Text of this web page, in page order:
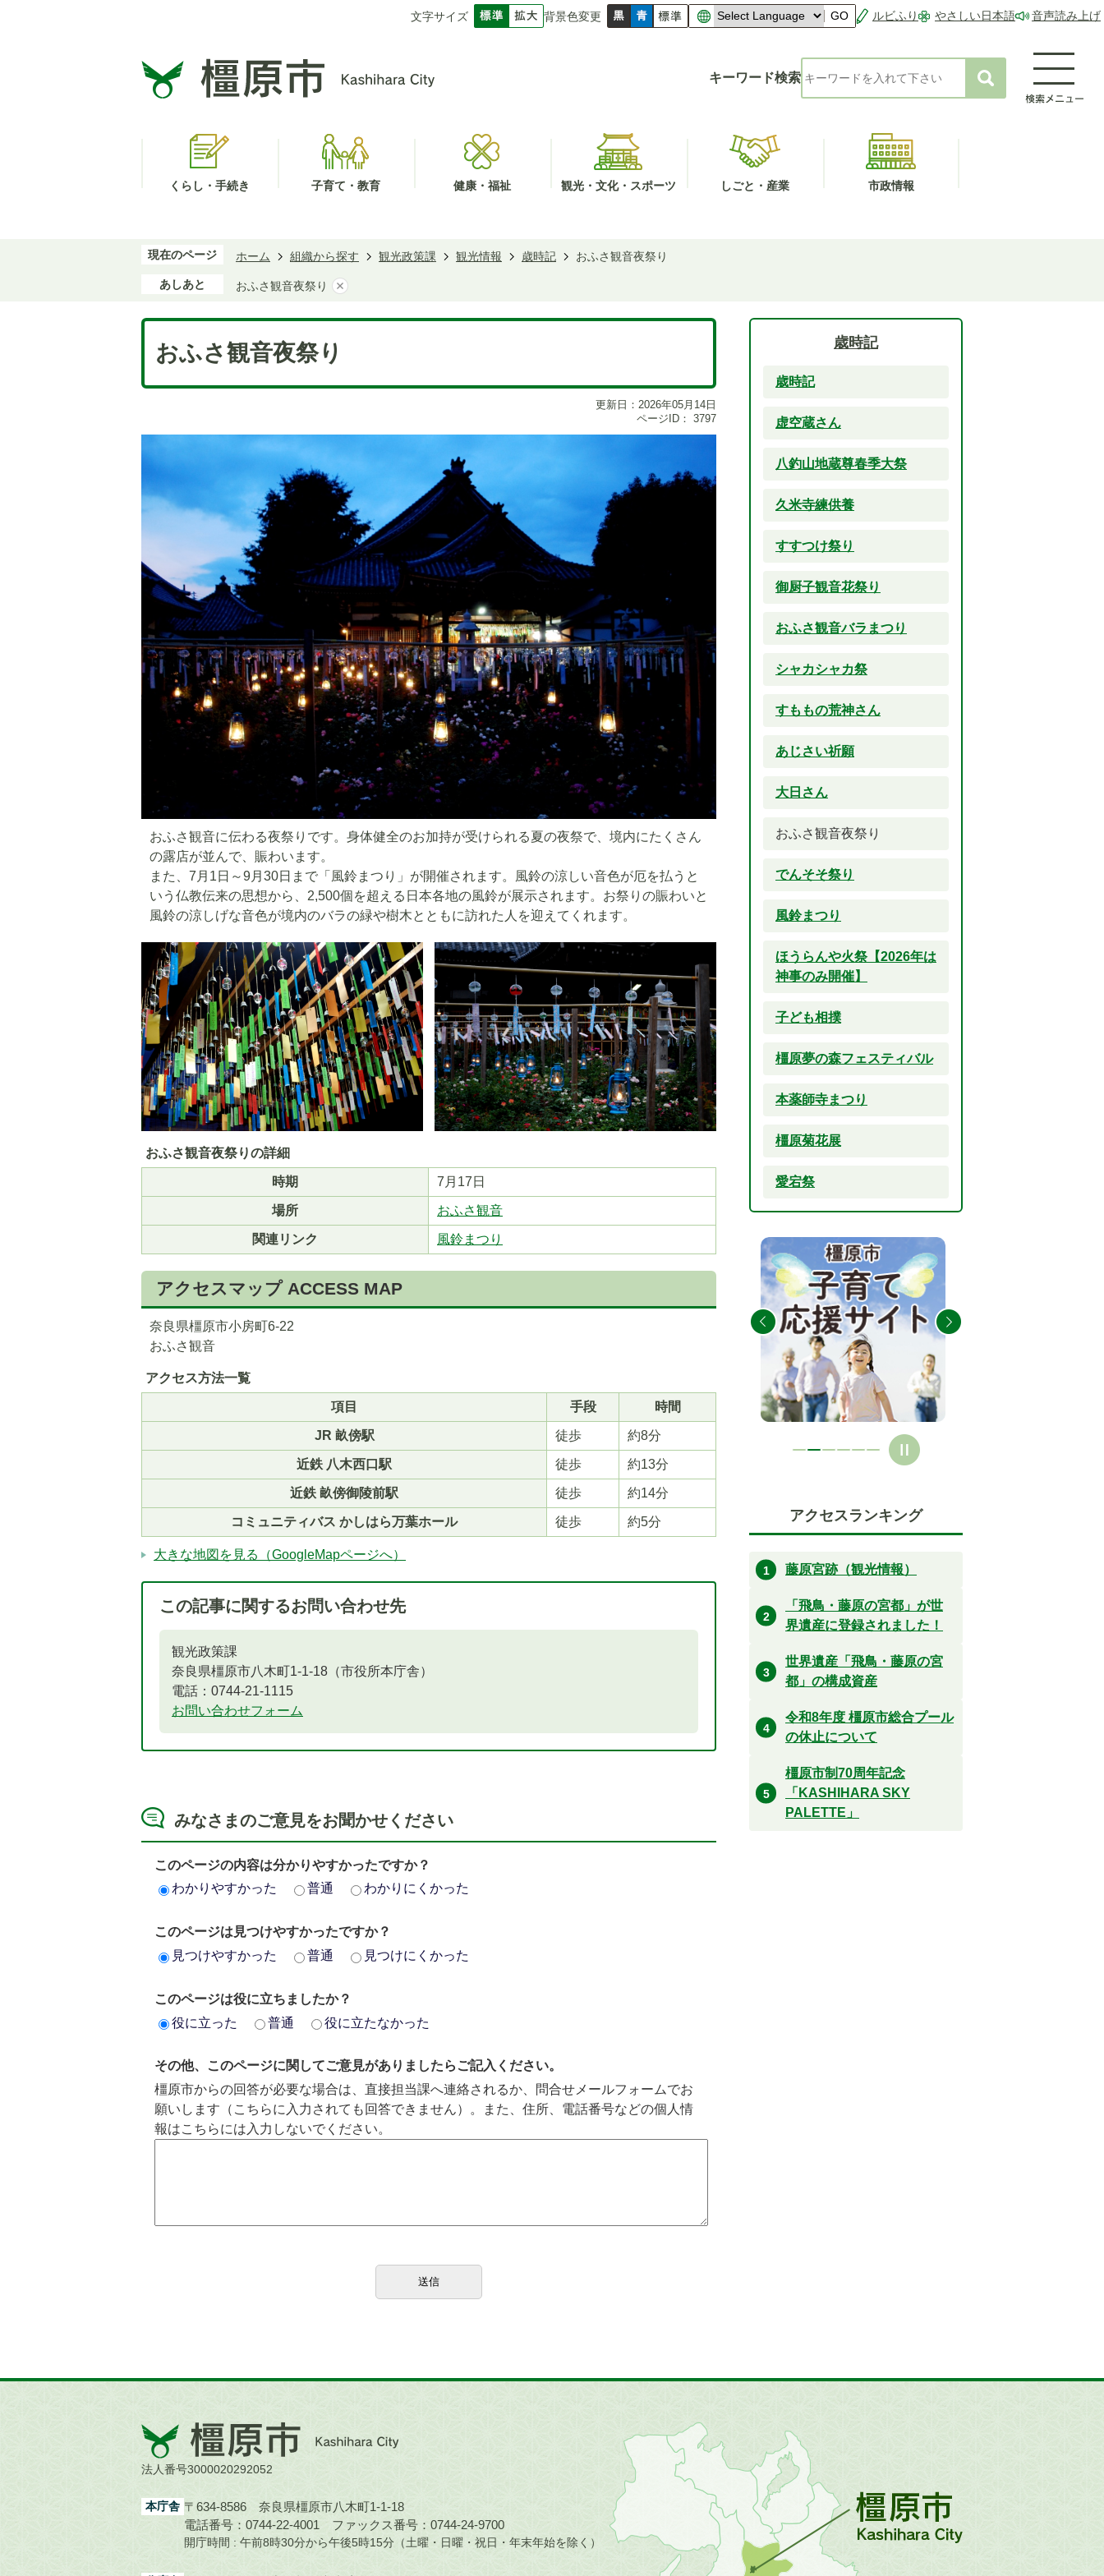
文字サイズ 背景色変更 GO ルビふり やさしい日本語 音声読み上げ
キーワード検索
くらし・手続き 子育て・教育 健康・福祉 観光・文化・スポーツ しごと・産業 市政情報
現在のページ ホーム 組織から探す 観光政策課 観光情報 歳時記 おふさ観音夜祭り
あしあと おふさ観音夜祭り
おふさ観音夜祭り
更新日：2026年05月14日
ページID： 3797
おふさ観音に伝わる夜祭りです。身体健全のお加持が受けられる夏の夜祭で、境内にたくさん
の露店が並んで、賑わいます。
また、7月1日～9月30日まで「風鈴まつり」が開催されます。風鈴の涼しい音色が厄を払うと
いう仏教伝来の思想から、2,500個を超える日本各地の風鈴が展示されます。お祭りの賑わいと
風鈴の涼しげな音色が境内のバラの緑や樹木とともに訪れた人を迎えてくれます。
おふさ観音夜祭りの詳細
時期 7月17日
場所 おふさ観音
関連リンク 風鈴まつり
アクセスマップ ACCESS MAP
奈良県橿原市小房町6-22
おふさ観音
アクセス方法一覧
項目 手段 時間
JR 畝傍駅 徒歩 約8分
近鉄 八木西口駅 徒歩 約13分
近鉄 畝傍御陵前駅 徒歩 約14分
コミュニティバス かしはら万葉ホール 徒歩 約5分
大きな地図を見る（GoogleMapページへ）
この記事に関するお問い合わせ先
観光政策課
奈良県橿原市八木町1-1-18（市役所本庁舎）
電話：0744-21-1115
お問い合わせフォーム
みなさまのご意見をお聞かせください
このページの内容は分かりやすかったですか？
わかりやすかった
普通 わかりにくかった
このページは見つけやすかったですか？
見つけやすかった
普通 見つけにくかった
このページは役に立ちましたか？
役に立った
普通 役に立たなかった
その他、このページに関してご意見がありましたらご記入ください。
橿原市からの回答が必要な場合は、直接担当課へ連絡されるか、問合せメールフォームでお
願いします（こちらに入力されても回答できません）。また、住所、電話番号などの個人情
報はこちらには入力しないでください。
歳時記
歳時記
虚空蔵さん
八釣山地蔵尊春季大祭
久米寺練供養
すすつけ祭り
御厨子観音花祭り
おふさ観音バラまつり
シャカシャカ祭
すももの荒神さん
あじさい祈願
大日さん
おふさ観音夜祭り
でんそそ祭り
風鈴まつり
ほうらんや火祭【2026年は
神事のみ開催】
子ども相撲
橿原夢の森フェスティバル
本薬師寺まつり
橿原菊花展
愛宕祭
目
の
の
2
枚
目
の
ス
ド
アクセスランキング
藤原宮跡（観光情報）
「飛鳥・藤原の宮都」が世
界遺産に登録されました！
世界遺産「飛鳥・藤原の宮
都」の構成資産
令和8年度 橿原市総合プール
の休止について
橿原市制70周年記念
「KASHIHARA SKY
PALETTE」
橿
原
市
City
法人番号3000020292052
本庁舎 〒634-8586 奈良県橿原市八木町1-1-18
電話番号：0744-22-4001 ファックス番号：0744-24-9700
開庁時間 : 午前8時30分から午後5時15分（土曜・日曜・祝日・年末年始を除く）
の
地
図。